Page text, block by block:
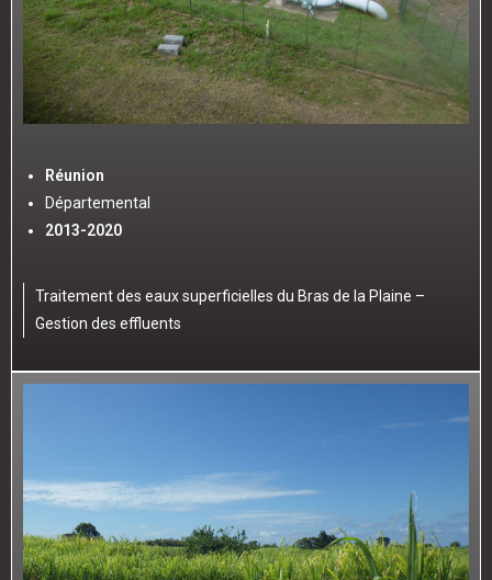
Réunion
Départemental
2013-2020
Traitement des eaux superficielles du Bras de la Plaine –
Gestion des effluents